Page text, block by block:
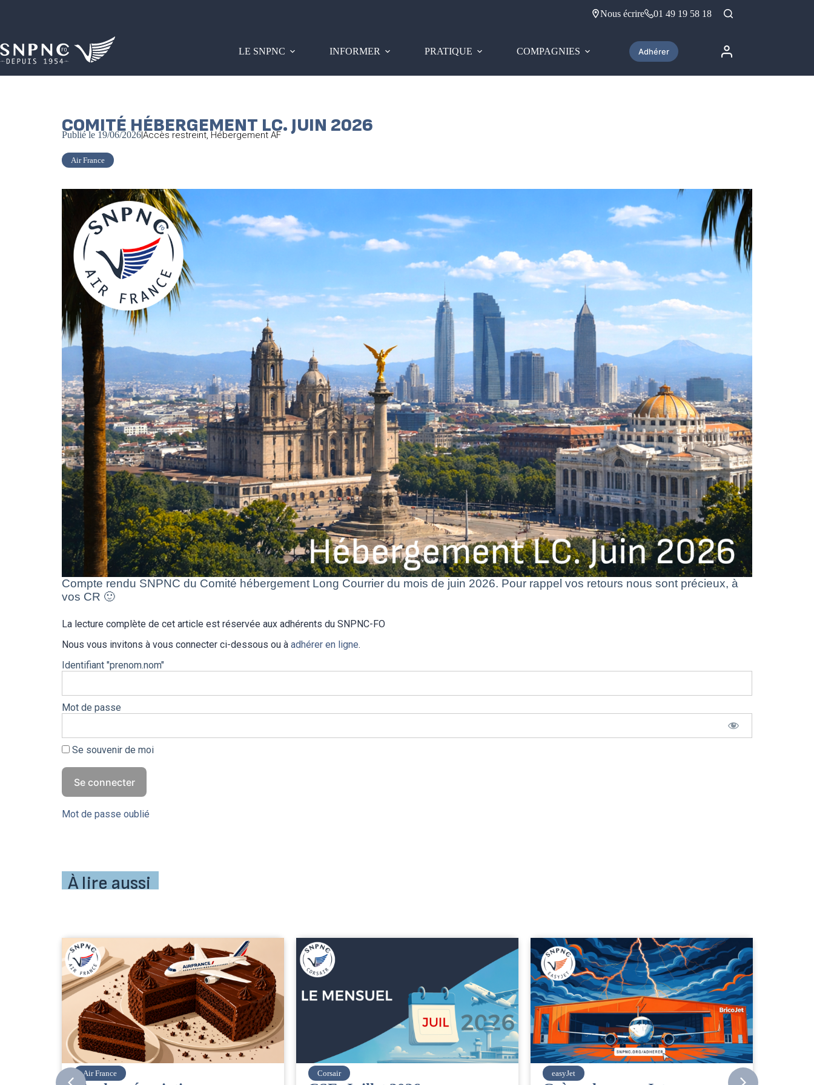
Nous écrire 01 49 19 58 18
LE SNPNC INFORMER PRATIQUE COMPAGNIES Adhérer
COMITÉ HÉBERGEMENT LC. JUIN 2026
Publié le 19/06/2026|Accès restreint, Hébergement AF
Air France
Compte rendu SNPNC du Comité hébergement Long Courrier du mois de juin 2026. Pour rappel vos retours nous sont précieux, à
vos CR 🙂
La lecture complète de cet article est réservée aux adhérents du SNPNC-FO
Nous vous invitons à vous connecter ci-dessous ou à adhérer en ligne.
Identifiant "prenom.nom"
Mot de passe
Se souvenir de moi
Mot de passe oublié
À lire aussi
Corsair easyJet
SNPNC